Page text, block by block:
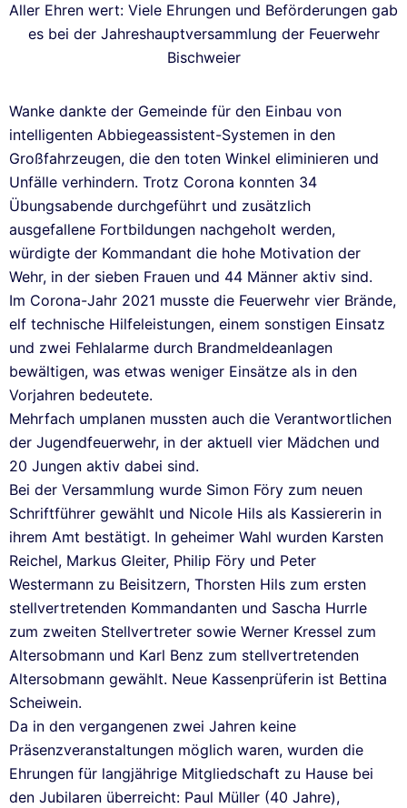
Aller Ehren wert: Viele Ehrungen und Beförderungen gab
es bei der Jahreshauptversammlung der Feuerwehr
Bischweier
Wanke dankte der Gemeinde für den Einbau von
intelligenten Abbiegeassistent-Systemen in den
Großfahrzeugen, die den toten Winkel eliminieren und
Unfälle verhindern. Trotz Corona konnten 34
Übungsabende durchgeführt und zusätzlich
ausgefallene Fortbildungen nachgeholt werden,
würdigte der Kommandant die hohe Motivation der
Wehr, in der sieben Frauen und 44 Männer aktiv sind.
Im Corona-Jahr 2021 musste die Feuerwehr vier Brände,
elf technische Hilfeleistungen, einem sonstigen Einsatz
und zwei Fehlalarme durch Brandmeldeanlagen
bewältigen, was etwas weniger Einsätze als in den
Vorjahren bedeutete.
Mehrfach umplanen mussten auch die Verantwortlichen
der Jugendfeuerwehr, in der aktuell vier Mädchen und
20 Jungen aktiv dabei sind.
Bei der Versammlung wurde Simon Föry zum neuen
Schriftführer gewählt und Nicole Hils als Kassiererin in
ihrem Amt bestätigt. In geheimer Wahl wurden Karsten
Reichel, Markus Gleiter, Philip Föry und Peter
Westermann zu Beisitzern, Thorsten Hils zum ersten
stellvertretenden Kommandanten und Sascha Hurrle
zum zweiten Stellvertreter sowie Werner Kressel zum
Altersobmann und Karl Benz zum stellvertretenden
Altersobmann gewählt. Neue Kassenprüferin ist Bettina
Scheiwein.
Da in den vergangenen zwei Jahren keine
Präsenzveranstaltungen möglich waren, wurden die
Ehrungen für langjährige Mitgliedschaft zu Hause bei
den Jubilaren überreicht: Paul Müller (40 Jahre),